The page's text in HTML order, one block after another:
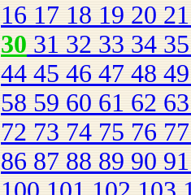
16 17 18 19 20
30 31 32 33 34
44 45 46 47 48
58 59 60 61 62
72 73 74 75 76
86 87 88 89 90